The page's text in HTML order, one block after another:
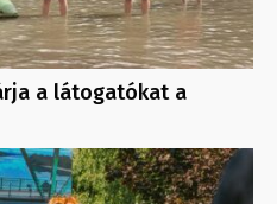
a látogatókat a